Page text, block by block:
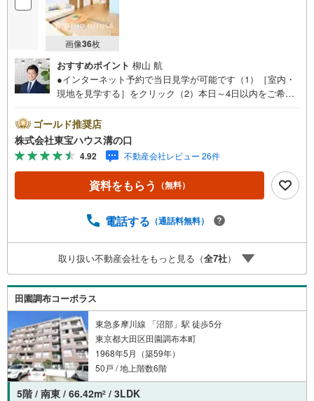
画像36枚
おすすめポイント 柳山 航
●インターネット予約で当日見学が可能です（1）［室内・
現地を見学する］をクリック（2）本日～4日以内をご希望
い！●10:00～21:00はお電話でのお問い合わせがスムーズで
す。【Yahoo！ 不動産キャンペーン対象店舗】当店で物件
を成約するとPayPayポイントがもらえる「Yahoo！不動産
物件ご成約キャンペーン」の対象になります。「資料をも
らう」「見学予約をする」ボタンからお問い合わせくださ
い。※必ずYahoo！ JAPAN IDでログインしてください。※P
客様からのお言葉に感謝してこれからも楽しく素敵なお家
らまずは、お気軽に東宝ハウス溝の口に相談してみません
か？何も決まっていなくて大丈夫！まずはお客様の夢をお
聞かせ下さい！未来の「不安」を「安心」に変える「未来
カレンダー」もご来店時に好評です。スタッフ一同いつで
もお客様のお問合せをお待ちしております。
ゴールド推奨店
株式会社東宝ハウス溝の口
4.92 不動産会社レビュー 26件
資料をもらう （無料）
電話する （通話料無料）
取り扱い不動産会社をもっと見る（全7社）
田園調布コーポラス
東急多摩川線 「沼部」駅 徒歩5分
東京都大田区田園調布本町
1968年5月（築59年）
50戸 / 地上階数6階
5階 / 南東 / 66.42m2 / 3LDK